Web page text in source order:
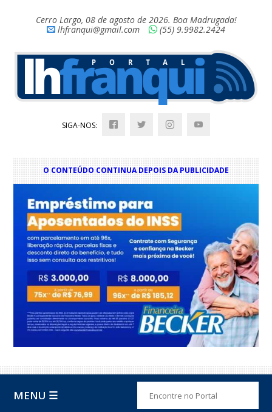
Cerro Largo, 08 de agosto de 2026. Boa Madrugada!
lhfranqui@gmail.com
(55) 9.9982.2424
SIGA-NOS:
O CONTEÚDO CONTINUA DEPOIS DA PUBLICIDADE
MENU ☰